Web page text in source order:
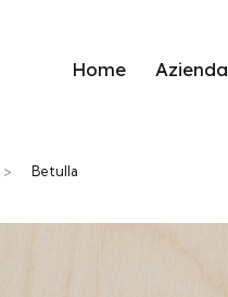
Home Azienda
> Betulla